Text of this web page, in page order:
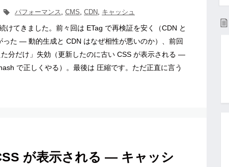
パフォーマンス CMS CDN キャッシュ
けてきました。前々回は ETag で再検証を安く（CDN と
った ― 動的生成と CDN はなぜ相性が悪いのか）、前回
分だけ」失効（更新したのに古い CSS が表示される ―
で正しくやる）。最後は 圧縮です。ただ正直に言う
が表示される ― キャッシ